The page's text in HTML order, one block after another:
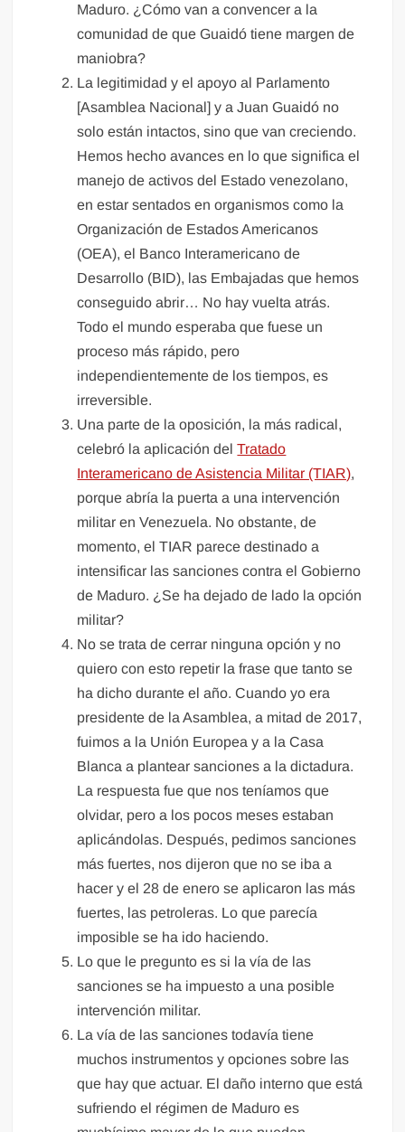
Maduro. ¿Cómo van a convencer a la
comunidad de que Guaidó tiene margen de
maniobra?
La legitimidad y el apoyo al Parlamento
[Asamblea Nacional] y a Juan Guaidó no
solo están intactos, sino que van creciendo.
Hemos hecho avances en lo que significa el
manejo de activos del Estado venezolano,
en estar sentados en organismos como la
Organización de Estados Americanos
(OEA), el Banco Interamericano de
Desarrollo (BID), las Embajadas que hemos
conseguido abrir… No hay vuelta atrás.
Todo el mundo esperaba que fuese un
proceso más rápido, pero
independientemente de los tiempos, es
irreversible.
Una parte de la oposición, la más radical,
celebró la aplicación delTratado
Interamericano de Asistencia Militar (TIAR),
porque abría la puerta a una intervención
militar en Venezuela. No obstante, de
momento, el TIAR parece destinado a
intensificar las sanciones contra el Gobierno
de Maduro. ¿Se ha dejado de lado la opción
militar?
No se trata de cerrar ninguna opción y no
quiero con esto repetir la frase que tanto se
ha dicho durante el año. Cuando yo era
presidente de la Asamblea, a mitad de 2017,
fuimos a la Unión Europea y a la Casa
Blanca a plantear sanciones a la dictadura.
La respuesta fue que nos teníamos que
olvidar, pero a los pocos meses estaban
aplicándolas. Después, pedimos sanciones
más fuertes, nos dijeron que no se iba a
hacer y el 28 de enero se aplicaron las más
fuertes, las petroleras. Lo que parecía
imposible se ha ido haciendo.
Lo que le pregunto es si la vía de las
sanciones se ha impuesto a una posible
intervención militar.
La vía de las sanciones todavía tiene
muchos instrumentos y opciones sobre las
que hay que actuar. El daño interno que está
sufriendo el régimen de Maduro es